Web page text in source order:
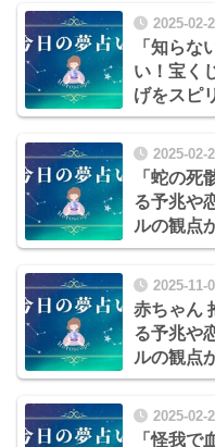
2025-02-
「知らな
い！宝く
げをスピ
2025-02-
「蛇の死
る予兆や
ルの観点
2025-11-
赤ちゃん
る予兆や
ルの観点
2025-02-
「怪我で